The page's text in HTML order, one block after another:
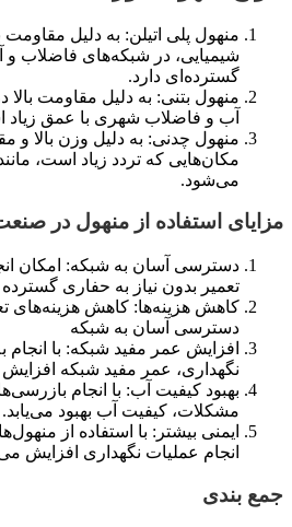
منهول پلی اتیلن: به دلیل مقاومت
شیمیایی، در شبکه‌های فاضلاب و
گسترده‌ای دارد.
منهول بتنی: به دلیل مقاومت بالا
آب و فاضلاب شهری با عمق زیاد
منهول چدنی: به دلیل وزن بالا و
مکان‌هایی که تردد زیاد است،
می‌شود.
مزایای استفاده از منهول در
دسترسی آسان به شبکه: امکان
تعمیر بدون نیاز به حفاری گسترده
کاهش هزینه‌ها: کاهش هزینه‌های
دسترسی آسان به شبکه
افزایش عمر مفید شبکه: با انجام
نگهداری، عمر مفید شبکه افزایش
بهبود کیفیت آب: با انجام
مشکلات، کیفیت آب بهبود می‌یابد.
ایمنی بیشتر: با استفاده از
انجام عملیات نگهداری افزایش
جمع بندی